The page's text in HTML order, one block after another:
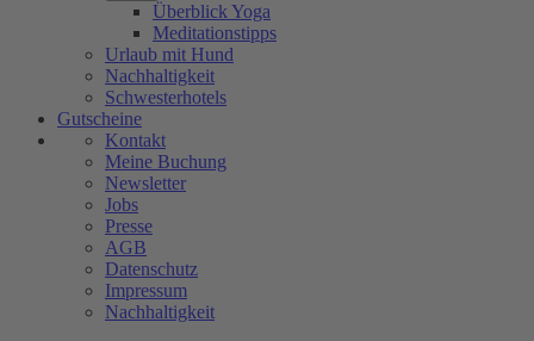
Überblick Yoga
Meditationstipps
Urlaub mit Hund
Nachhaltigkeit
Schwesterhotels
Gutscheine
Kontakt
Meine Buchung
Newsletter
Jobs
Presse
AGB
Datenschutz
Impressum
Nachhaltigkeit